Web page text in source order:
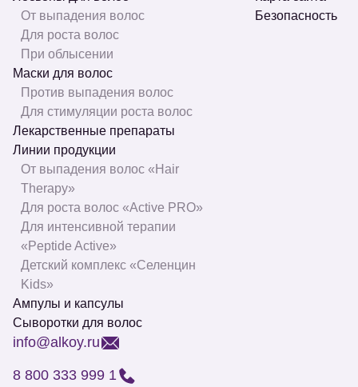
От выпадения волос
Для роста волос
При облысении
Маски для волос
Против выпадения волос
Для стимуляции роста волос
Лекарственные препараты
Линии продукции
От выпадения волос «Hair
Therapy»
Для роста волос «Active PRO»
Для интенсивной терапии
«Peptide Active»
Детский комплекс «Селенцин
Kids»
Ампулы и капсулы
Сыворотки для волос
Безопасность
info@alkoy.ru
8 800 333 999 1